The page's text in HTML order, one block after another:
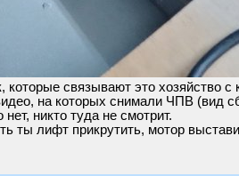
связывают это хозяйство
на которых снимали ЧПВ (вид
никто туда не смотрит.
ты лифт прикрутить, мотор